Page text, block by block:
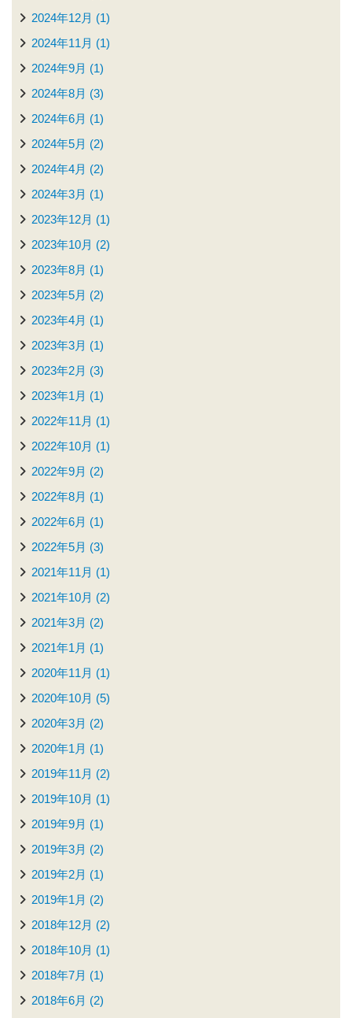
2024年12月 (1)
2024年11月 (1)
2024年9月 (1)
2024年8月 (3)
2024年6月 (1)
2024年5月 (2)
2024年4月 (2)
2024年3月 (1)
2023年12月 (1)
2023年10月 (2)
2023年8月 (1)
2023年5月 (2)
2023年4月 (1)
2023年3月 (1)
2023年2月 (3)
2023年1月 (1)
2022年11月 (1)
2022年10月 (1)
2022年9月 (2)
2022年8月 (1)
2022年6月 (1)
2022年5月 (3)
2021年11月 (1)
2021年10月 (2)
2021年3月 (2)
2021年1月 (1)
2020年11月 (1)
2020年10月 (5)
2020年3月 (2)
2020年1月 (1)
2019年11月 (2)
2019年10月 (1)
2019年9月 (1)
2019年3月 (2)
2019年2月 (1)
2019年1月 (2)
2018年12月 (2)
2018年10月 (1)
2018年7月 (1)
2018年6月 (2)